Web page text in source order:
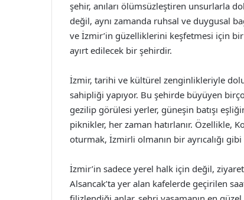
şehir, anıları ölümsüzleştiren unsurlarla
değil, aynı zamanda ruhsal ve duygusal
ve İzmir’in güzelliklerini keşfetmesi için bir
ayırt edilecek bir şehirdir.
İzmir, tarihi ve kültürel zenginlikleriyle dolu
sahipliği yapıyor. Bu şehirde büyüyen
gezilip görülesi yerler, güneşin batışı
piknikler, her zaman hatırlanır. Özellikle,
oturmak, İzmirli olmanın bir ayrıcalığı
İzmir’in sadece yerel halk için değil,
Alsancak’ta yer alan kafelerde geçirilen